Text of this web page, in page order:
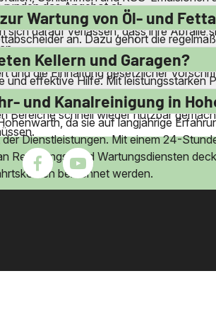
das Angebot ab.
gewährleisten. Die Entsorgung
darauf verlassen, dass ihre Abfälle
Wartung von Öl- und
an. Dazu gehört die
Überprüfung der Anlagen auf
die Einhaltung gesetzlicher
Kellern und Garagen?
und effektive Hilfe. Mit
dass die Entwässerung
Bereiche schnell wieder nutzbar
und Kanalreinigung in
da sie auf langjährige
Dienstleistungen. Mit einem 24-
Reinigungs- und Wartungsdiensten
berechnet werden.